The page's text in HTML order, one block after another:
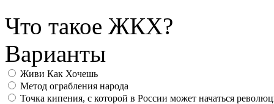
Что такое ЖКХ?
Варианты
Живи Как Хочешь
Метод ограбления народа
Точка кипения, с которой в России может начаться